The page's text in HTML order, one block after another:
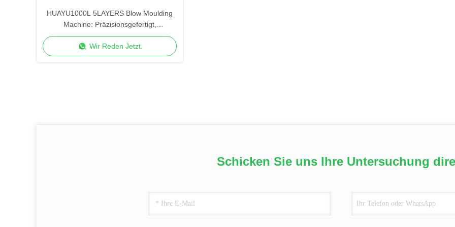
HUAYU1000L 5LAYERS Blow Moulding
Machine: Präzisionsgefertigt,
fortgeschrittene Qualitätskontrolle
Wir Reden Jetzt.
Schicken Sie uns Ihre Untersuchung